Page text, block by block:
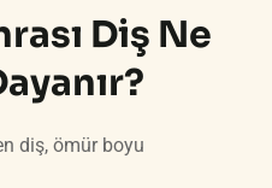
Diş Ne
diş, ömür boyu